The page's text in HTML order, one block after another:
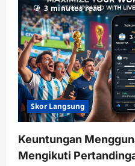
3 minutes read
Skor Langsung
Keuntungan
Mengikuti